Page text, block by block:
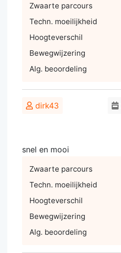
Zwaarte parcours
Techn. moeilijkheid
Hoogteverschil
Bewegwijzering
Alg. beoordeling
dirk43
snel en mooi
Zwaarte parcours
Techn. moeilijkheid
Hoogteverschil
Bewegwijzering
Alg. beoordeling